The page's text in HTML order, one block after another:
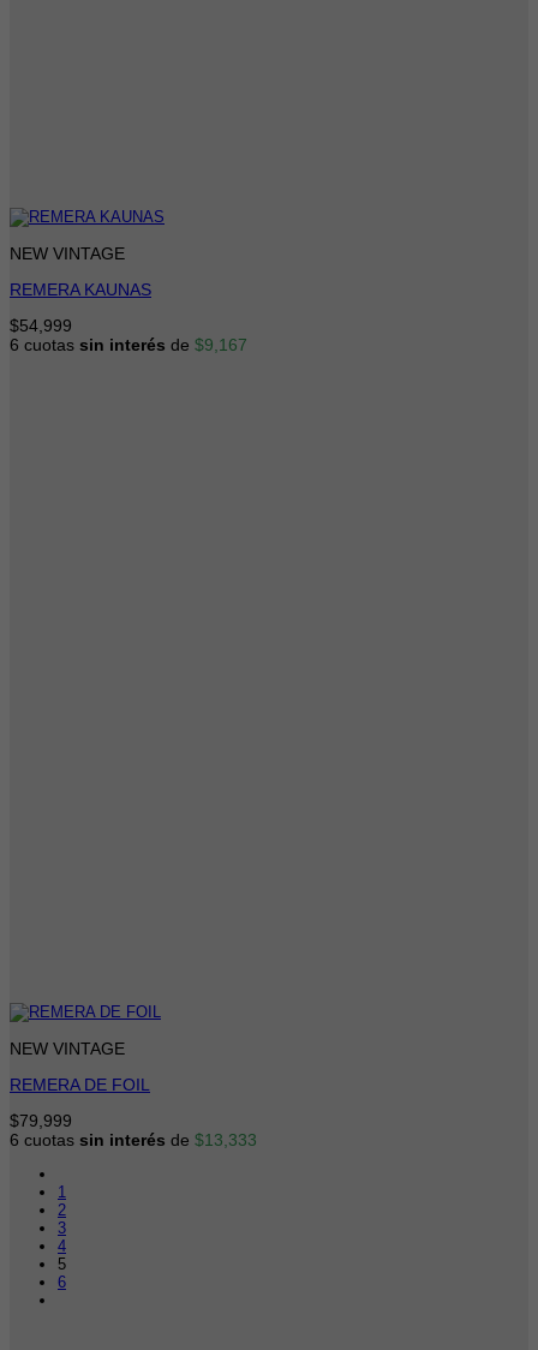
NEW VINTAGE
REMERA KAUNAS
$54,999
6 cuotas sin interés de $9,167
NEW VINTAGE
REMERA DE FOIL
$79,999
6 cuotas sin interés de $13,333
1
2
3
4
5
6